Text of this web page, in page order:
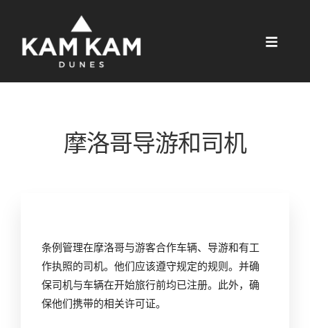
摩洛哥导游和司机
条例管理在摩洛哥与游客合作车辆、导游和有工
作执照的司机。他们应该遵守规定的规则。并确
保司机与车辆在开始旅行前均已注册。此外，确
保他们携带的相关许可证。